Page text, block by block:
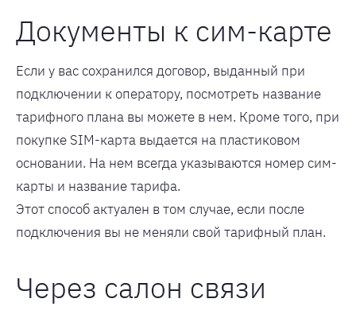
Документы к сим-карте
Если у вас сохранился договор, выданный при
подключении к оператору, посмотреть название
тарифного плана вы можете в нем. Кроме того, при
покупке SIM-карта выдается на пластиковом
основании. На нем всегда указываются номер сим-
карты и название тарифа.
Этот способ актуален в том случае, если после
подключения вы не меняли свой тарифный план.
Через салон связи